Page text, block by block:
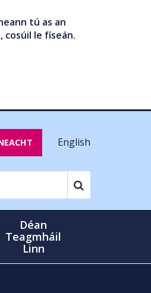
tú as an
le físeán.
English
Déan
Teagmháil
Linn